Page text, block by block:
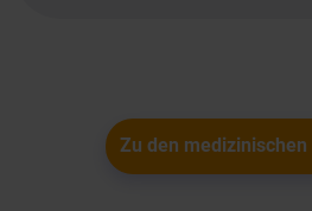
Zu den medizinischen